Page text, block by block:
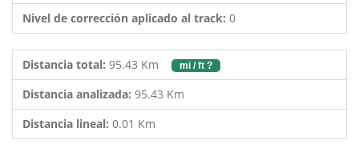
Nivel de corrección aplicado al track: 0
Distancia total: 95.43 Km mi / ft ?
Distancia analizada: 95.43 Km
Distancia lineal: 0.01 Km